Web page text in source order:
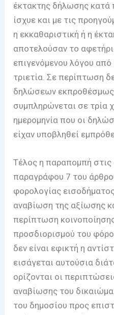
έκτακτης δήλωσης κατά
ίσχυε και με τις
η εκκαθαριστική ή η
αποτελούσαν το
επιγενόμενου λόγου
τριετία. Σε περίπτωση
δηλώσεων
συμπληρώνεται σε τρία
ημερομηνία που οι
είχαν υποβληθεί
Τέλος η παραπομπή στις
παραγράφου 7 του
φορολογίας
αναβίωση της αξίωσης
περίπτωση
προσδιορισμού του
δεν είναι εφικτή η
εισάγεται αυτούσια
ορίζονται οι
αναβίωσης του
του δημοσίου προς